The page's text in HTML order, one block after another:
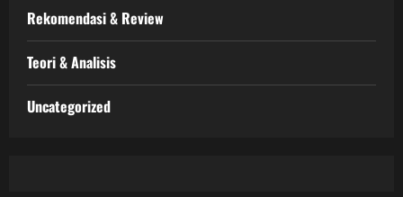
Rekomendasi & Review
Teori & Analisis
Uncategorized